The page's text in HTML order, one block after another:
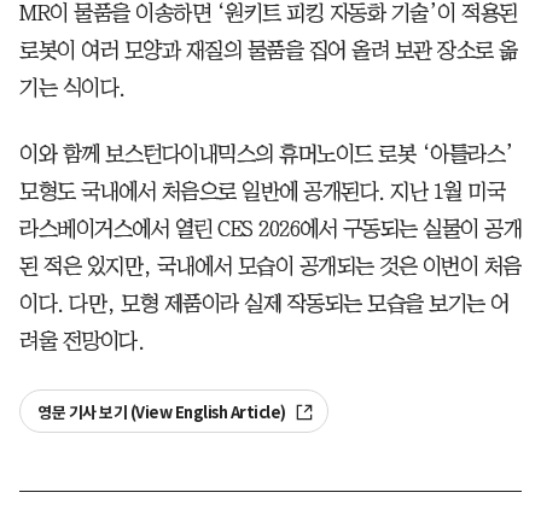
MR이 물품을 이송하면 ‘원키트 피킹 자동화 기술’이 적용된
로봇이 여러 모양과 재질의 물품을 집어 올려 보관 장소로 옮
기는 식이다.
이와 함께 보스턴다이내믹스의 휴머노이드 로봇 ‘아틀라스’
모형도 국내에서 처음으로 일반에 공개된다. 지난 1월 미국
라스베이거스에서 열린 CES 2026에서 구동되는 실물이 공개
된 적은 있지만, 국내에서 모습이 공개되는 것은 이번이 처음
이다. 다만, 모형 제품이라 실제 작동되는 모습을 보기는 어
려울 전망이다.
영문 기사 보기 (View English Article)